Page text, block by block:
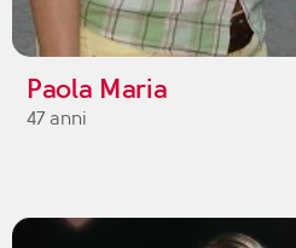
Paola Maria
47 anni